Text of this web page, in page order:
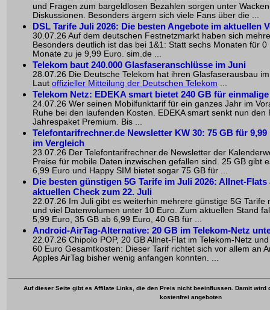
und Fragen zum bargeldlosen Bezahlen sorgen unter
Diskussionen. Besonders ärgern sich viele Fans über die ...
DSL Tarife Juli 2026: Die besten Angebote im aktuellen
30.07.26 Auf dem deutschen Festnetzmarkt haben sich
Besonders deutlich ist das bei 1&1: Statt sechs Monaten für
Monate zu je 9,99 Euro. sim.de ...
Telekom baut 240.000 Glasfaseranschlüsse im Juni
28.07.26 Die Deutsche Telekom hat ihren Glasfaserausbau
Laut offizieller Mitteilung der Deutschen Telekom ...
Telekom Netz: EDEKA smart bietet 240 GB für
24.07.26 Wer seinen Mobilfunktarif für ein ganzes Jahr im
Ruhe bei den laufenden Kosten. EDEKA smart senkt nun den
Jahrespaket Premium. Bis ...
Telefontarifrechner.de Newsletter KW 30: 75 GB für
im Vergleich
23.07.26 Der Telefontarifrechner.de Newsletter der
Preise für mobile Daten inzwischen gefallen sind. 25 GB gibt
6,99 Euro und Happy SIM bietet sogar 75 GB für ...
Die besten günstigen 5G Tarife im Juli 2026: Allnet-Flats
aktuellen Check zum 22. Juli
22.07.26 Im Juli gibt es weiterhin mehrere günstige 5G Tarife
und viel Datenvolumen unter 10 Euro. Zum aktuellen Stand
5,99 Euro, 35 GB ab 6,99 Euro, 40 GB für ...
Android-AirTag-Alternative: 20 GB im Telekom-Netz
22.07.26 Chipolo POP, 20 GB Allnet-Flat im Telekom-Netz
60 Euro Gesamtkosten: Dieser Tarif richtet sich vor allem an
Apples AirTag bisher wenig anfangen konnten. ...
Auf dieser Seite gibt es Affilate Links, die den Preis nicht beeinflussen. Damit wird
kostenfrei angeboten